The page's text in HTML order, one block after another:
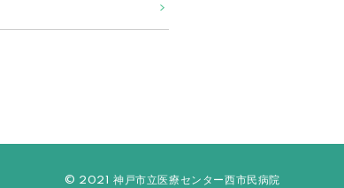
© 2021 神戸市立医療センター西市民病院